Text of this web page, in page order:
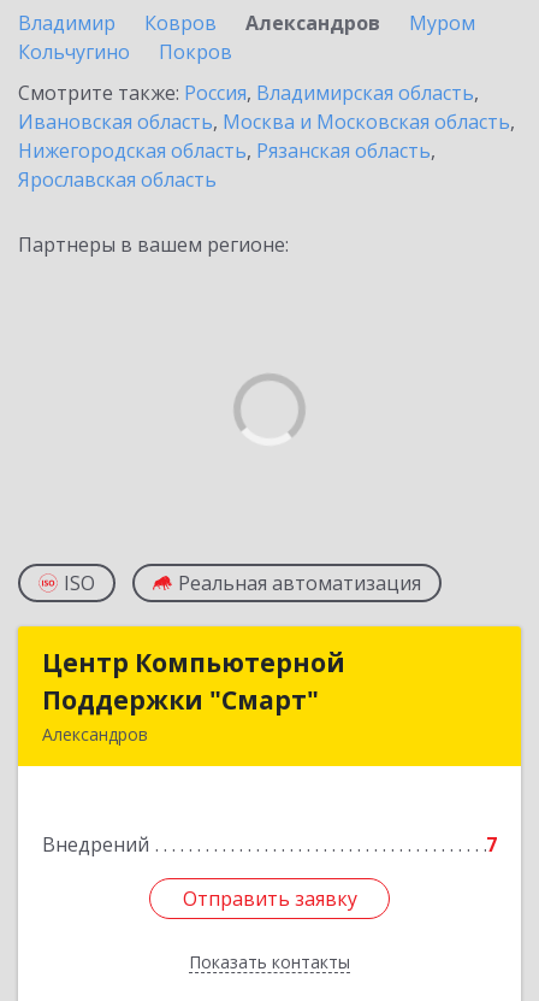
Владимир
Ковров Александров
Муром
Кольчугино
Покров
Смотрите также: Россия, Владимирская область,
Ивановская область, Москва и Московская область,
Нижегородская область, Рязанская область,
Ярославская область
Партнеры в вашем регионе:
ISO Реальная автоматизация
Центр Компьютерной
Поддержки "Смарт"
Александров
Внедрений 7
Отправить заявку
Показать контакты
Центр Компьютерной
Поддержки "Смарт"